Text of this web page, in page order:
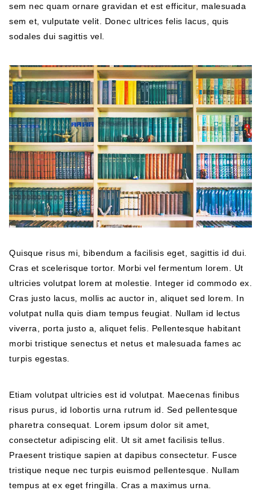
sem nec quam ornare gravidan et est efficitur, malesuada
sem et, vulputate velit. Donec ultrices felis lacus, quis
sodales dui sagittis vel.
Quisque risus mi, bibendum a facilisis eget, sagittis id dui.
Cras et scelerisque tortor. Morbi vel fermentum lorem. Ut
ultricies volutpat lorem at molestie. Integer id commodo ex.
Cras justo lacus, mollis ac auctor in, aliquet sed lorem. In
volutpat nulla quis diam tempus feugiat. Nullam id lectus
viverra, porta justo a, aliquet felis. Pellentesque habitant
morbi tristique senectus et netus et malesuada fames ac
turpis egestas.
Etiam volutpat ultricies est id volutpat. Maecenas finibus
risus purus, id lobortis urna rutrum id. Sed pellentesque
pharetra consequat. Lorem ipsum dolor sit amet,
consectetur adipiscing elit. Ut sit amet facilisis tellus.
Praesent tristique sapien at dapibus consectetur. Fusce
tristique neque nec turpis euismod pellentesque. Nullam
tempus at ex eget fringilla. Cras a maximus urna.